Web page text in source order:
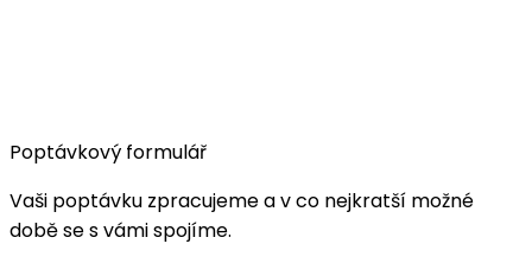
Poptávkový formulář
Vaši poptávku zpracujeme a v co nejkratší možné
době se s vámi spojíme.